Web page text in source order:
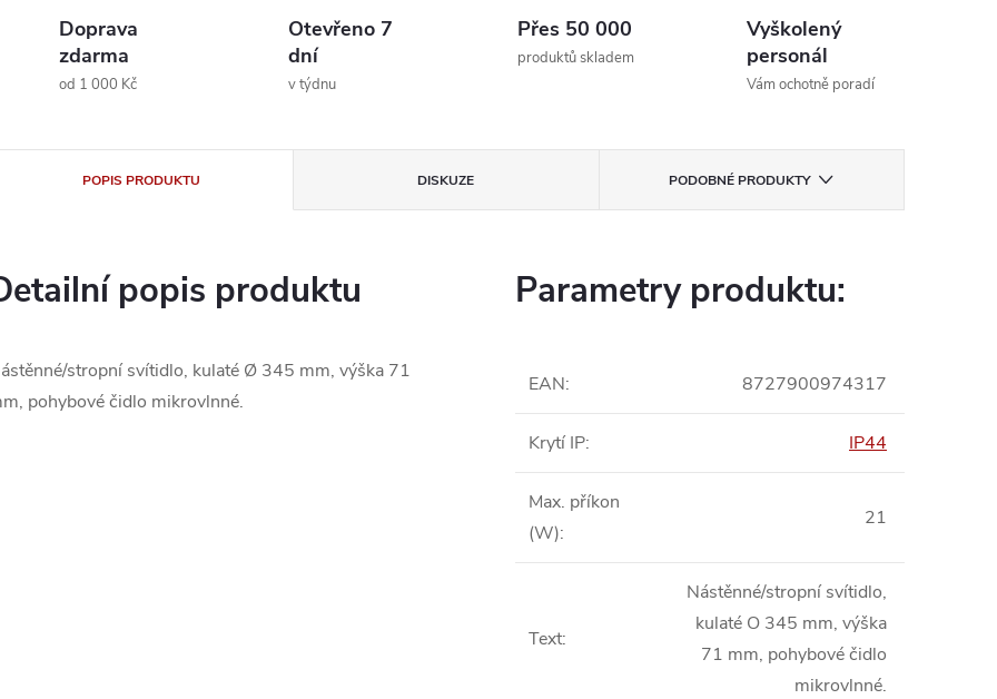
Doprava
zdarma
od 1 000 Kč
Otevřeno 7
dní
v týdnu
Přes 50 000
produktů skladem
Vyškolený
personál
Vám ochotně poradí
POPIS PRODUKTU DISKUZE PODOBNÉ PRODUKTY
popis produktu
stropní svítidlo, kulaté Ø 345 mm, výška 71
pohybové čidlo mikrovlnné.
Parametry produktu:
EAN: 8727900974317
Krytí IP: IP44
Max. příkon
(W):
21
Text:
Nástěnné/stropní svítidlo,
kulaté O 345 mm, výška
71 mm, pohybové čidlo
mikrovlnné.